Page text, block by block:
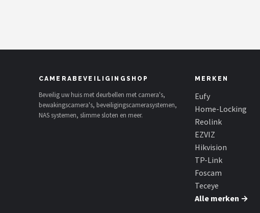
EZVIZ
Hikvision
CAMERABEVEILIGINGSHOP
Beveilig uw huis met deurbellen met camera's,
bewakingscamera's, beveiligingscamerasystemen,
NAS systemen, slimme sloten en meer.
MERKEN
Eufy
Home-Locking
Reolink
EZVIZ
Hikvision
TP-Link
Foscam
Teceye
Alle merken →